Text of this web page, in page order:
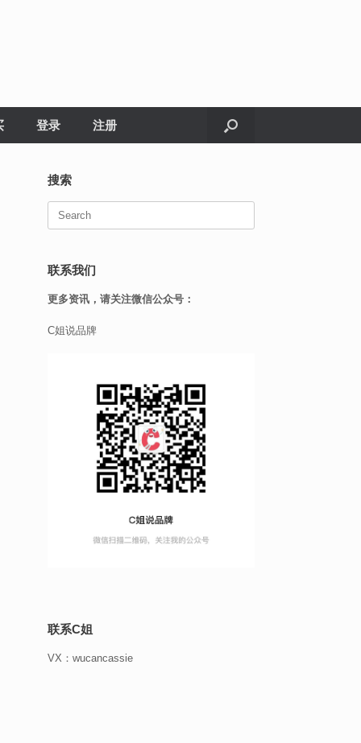
登录 注册
搜索
Search
联系我们
更多资讯，请关注微信公众号：
C姐说品牌
联系C姐
VX：wucancassie